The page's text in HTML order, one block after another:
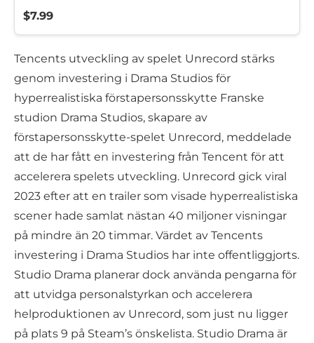
$7.99
Tencents utveckling av spelet Unrecord stärks
genom investering i Drama Studios för
hyperrealistiska förstapersonsskytte Franske
studion Drama Studios, skapare av
förstapersonsskytte-spelet Unrecord, meddelade
att de har fått en investering från Tencent för att
accelerera spelets utveckling. Unrecord gick viral
2023 efter att en trailer som visade hyperrealistiska
scener hade samlat nästan 40 miljoner visningar
på mindre än 20 timmar. Värdet av Tencents
investering i Drama Studios har inte offentliggjorts.
Studio Drama planerar dock använda pengarna för
att utvidga personalstyrkan och accelerera
helproduktionen av Unrecord, som just nu ligger
på plats 9 på Steam’s önskelista. Studio Drama är